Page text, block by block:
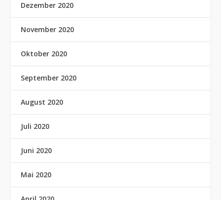
Dezember 2020
November 2020
Oktober 2020
September 2020
August 2020
Juli 2020
Juni 2020
Mai 2020